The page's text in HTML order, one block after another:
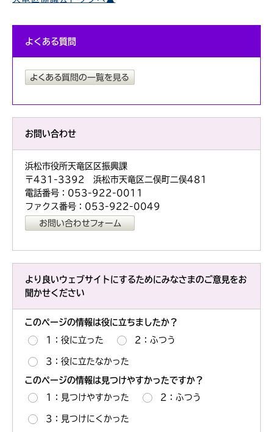
よくある質問
お問い合わせ
浜松市役所天竜区区振興課
〒431-3392 浜松市天竜区二俣町二俣481
電話番号：053-922-0011
ファクス番号：053-922-0049
より良いウェブサイトにするためにみなさまのご意見をお
聞かせください
このページの情報は役に立ちましたか？
1：役に立った 2：ふつう
3：役に立たなかった
このページの情報は見つけやすかったですか？
1：見つけやすかった 2：ふつう
3：見つけにくかった